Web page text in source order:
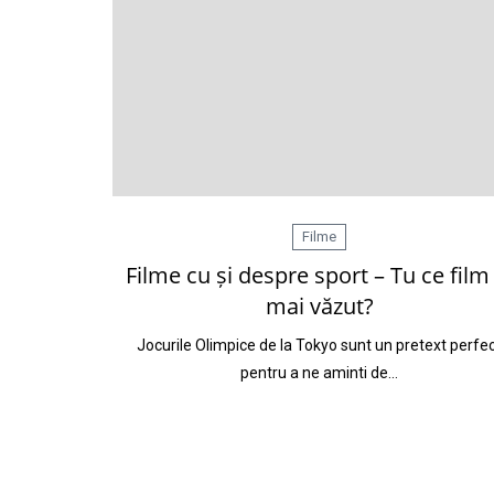
Filme
Filme cu și despre sport – Tu ce film
mai văzut?
Jocurile Olimpice de la Tokyo sunt un pretext
pentru a ne aminti de…